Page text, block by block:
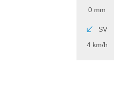
0 mm
SV
4 km/h